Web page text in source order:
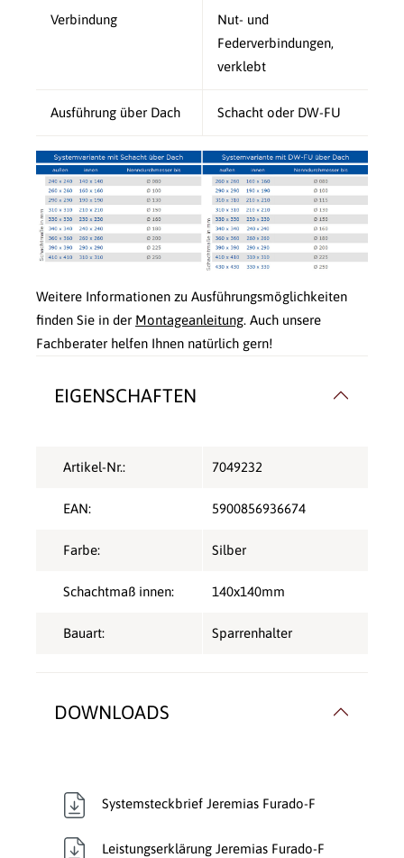
Verbindung
Nut- und
Federverbindungen,
verklebt
Ausführung über Dach Schacht oder DW-FU
Weitere Informationen zu Ausführungsmöglichkeiten
finden Sie in der Montageanleitung. Auch unsere
Fachberater helfen Ihnen natürlich gern!
EIGENSCHAFTEN
Artikel-Nr.: 7049232
EAN: 5900856936674
Farbe: Silber
Schachtmaß innen: 140x140mm
Bauart: Sparrenhalter
DOWNLOADS
Systemsteckbrief Jeremias Furado-F
Leistungserklärung Jeremias Furado-F